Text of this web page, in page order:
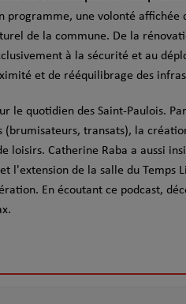
programme, une volonté affichée
de la commune. De la
à la sécurité et au
et de rééquilibrage des
le quotidien des Saint-Paulois.
(brumisateurs, transats), la
loisirs. Catherine Raba a aussi
l'extension de la salle du Temps
En écoutant ce podcast,